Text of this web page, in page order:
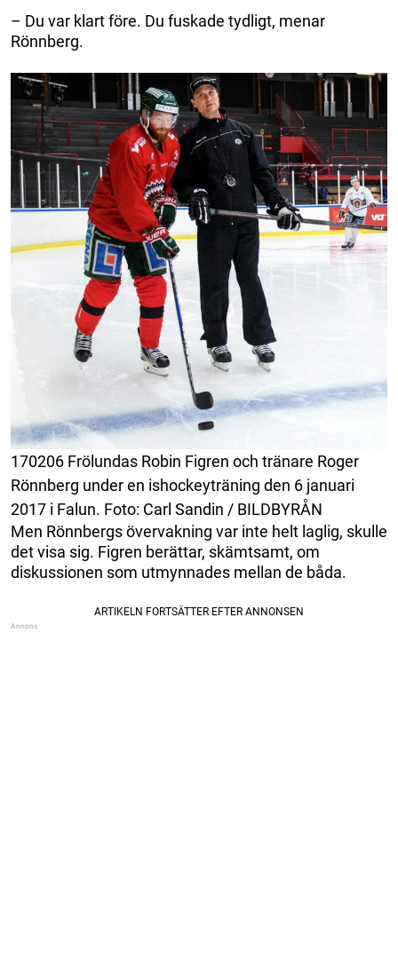
– Du var klart före. Du fuskade tydligt, menar
Rönnberg.
170206 Frölundas Robin Figren och tränare Roger
Rönnberg under en ishockeyträning den 6 januari
2017 i Falun. Foto: Carl Sandin / BILDBYRÅN
Men Rönnbergs övervakning var inte helt laglig, skulle
det visa sig. Figren berättar, skämtsamt, om
diskussionen som utmynnades mellan de båda.